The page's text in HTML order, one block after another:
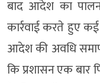
बाद आदेश का
कार्रवाई करते हुए
आदेश की अवधि
कि प्रशासन एक बार